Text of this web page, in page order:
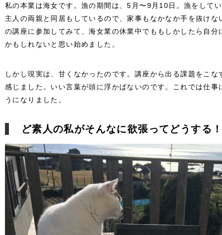
私の本業は海女です。漁の期間は、5月〜9月10日。漁をして
主人の両親と同居もしているので、家事もなかなか手を抜け
の講座に参加してみて、海女業の休業中でももしかしたら自
かもしれないと思い始めました。
しかし現実は、甘くなかったのです。講座から出る課題をこ
感じました。いい言葉が頭に浮かばないのです。これでは仕
うになりました。
ど素人の私がそんなに欲張ってどうする